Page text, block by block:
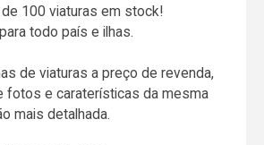
100 viaturas em stock!
todo país e ilhas.
de viaturas a preço de revenda,
fotos e caraterísticas da mesma
mais detalhada.